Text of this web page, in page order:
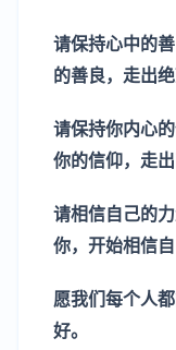
请保持心中的
的善良，走出绝
请保持你内心
你的信仰，走出
请相信自己的
你，开始相信自
愿我们每个人
好。